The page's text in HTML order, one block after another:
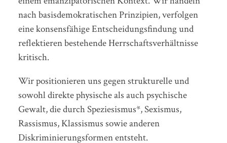
nach basisdemokratischen Prinzipien, verfolgen
eine konsensfähige Entscheidungsfindung und
reflektieren bestehende Herrschaftsverhältnisse
kritisch.
Wir positionieren uns gegen strukturelle und
sowohl direkte physische als auch psychische
Gewalt, die durch Speziesismus*, Sexismus,
Rassismus, Klassismus sowie anderen
Diskriminierungsformen entsteht.